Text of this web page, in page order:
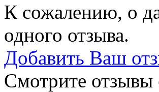
К сожалению, о
одного отзыва.
Добавить Ваш
Смотрите отзывы